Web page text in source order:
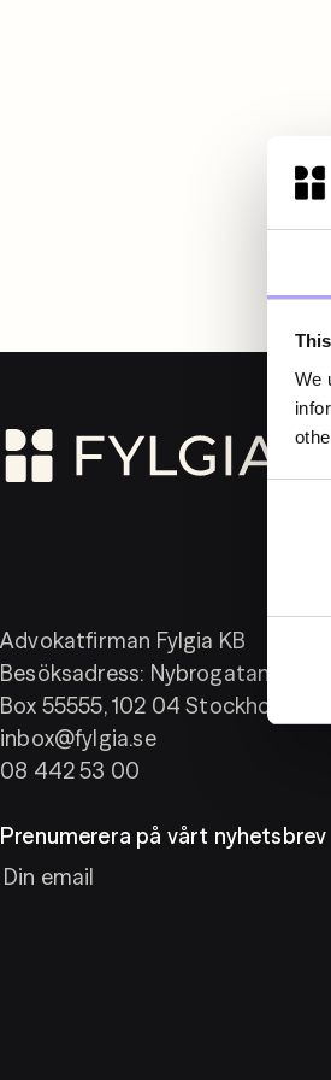
We
Advokatfirman Fylgia KB
Besöksadress: Nybrogatan 11
Box 55555, 102 04 Stockholm
inbox@fylgia.se
08 442 53 00
Prenumerera på vårt nyhetsbrev